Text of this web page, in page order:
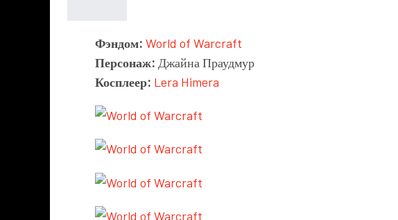
Фэндом: World of Warcraft
Персонаж: Джайна Праудмур
Косплеер: Lera Himera